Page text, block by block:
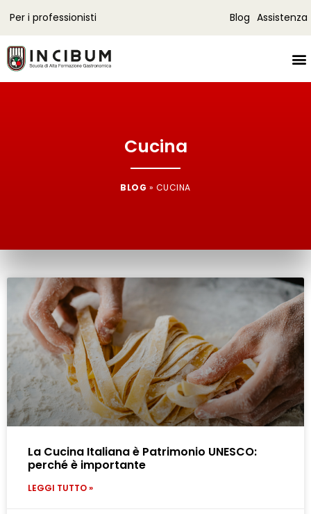
Per i professionisti Blog Assistenza
Cucina
BLOG » CUCINA
La Cucina Italiana è Patrimonio UNESCO:
perché è importante
LEGGI TUTTO »